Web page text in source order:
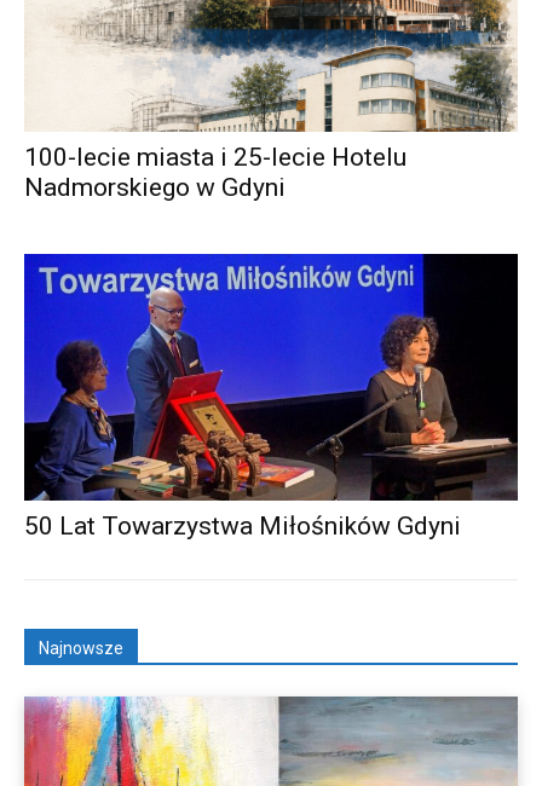
100-lecie miasta i 25-lecie Hotelu
Nadmorskiego w Gdyni
50 Lat Towarzystwa Miłośników Gdyni
Najnowsze